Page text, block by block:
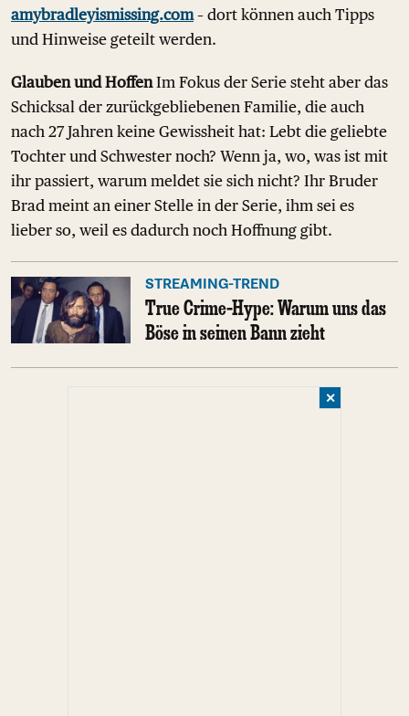
amybradleyismissing.com– dort können auch Tipps
und Hinweise geteilt werden.
Glauben und HoffenIm Fokus der Serie steht aber das
Schicksal der zurückgebliebenen Familie, die auch
nach 27 Jahren keine Gewissheit hat: Lebt die geliebte
Tochter und Schwester noch? Wenn ja, wo, was ist mit
ihr passiert, warum meldet sie sich nicht? Ihr Bruder
Brad meint an einer Stelle in der Serie, ihm sei es
lieber so, weil es dadurch noch Hoffnung gibt.
STREAMING-TREND
True Crime-Hype: Warum uns das
Böse in seinen Bann zieht
✕